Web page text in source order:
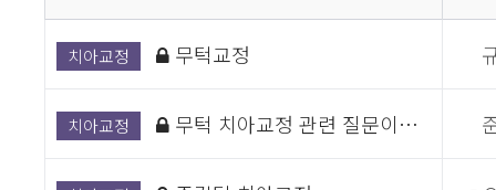
치아교정 무턱교정
치아교정 무턱 치아교정 관련 질문이…